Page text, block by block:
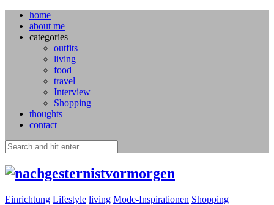
home
about me
categories
outfits
living
food
travel
Interview
Shopping
thoughts
contact
Einrichtung Lifestyle living Mode-Inspirationen Shopping